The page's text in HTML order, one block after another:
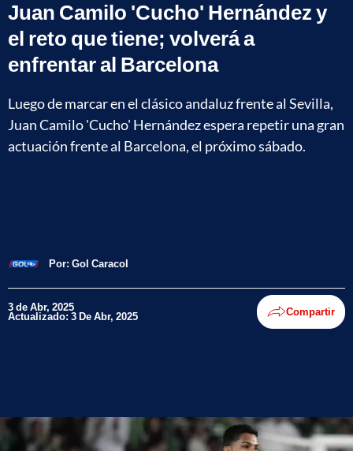
Juan Camilo 'Cucho' Hernández y
el reto que tiene; volverá a
enfrentar al Barcelona
Luego de marcar en el clásico andaluz frente al Sevilla,
Juan Camilo 'Cucho' Hernández espera repetir una gran
actuación frente al Barcelona, el próximo sábado.
Por: Gol Caracol
3 de Abr, 2025
Actualizado: 3 De Abr, 2025 Compartir